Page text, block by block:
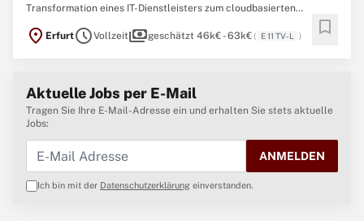
Transformation eines IT-Dienstleisters zum cloudbasierten
nächstmöglichen Zeitpunkt als IT-Systemadministrator Cloud
location_on ErfurtscheduleVollzeitpaymentsgeschätzt 46k€ - 63k€( E 11 TV-L ) bookmark
Aktuelle Jobs per E-Mail
Tragen Sie Ihre E-Mail-Adresse ein und erhalten Sie stets aktuelle
Jobs:
ANMELDEN
Ich bin mit der Datenschutzerklärung einverstanden.